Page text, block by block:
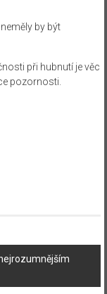
by být
při hubnutí je věc
pozornosti.